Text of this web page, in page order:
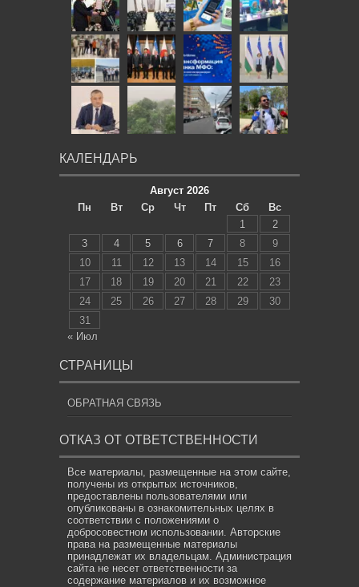
КАЛЕНДАРЬ
Август 2026
Пн
Вт Ср Чт Пт Сб
Вс
1
2
3
4 5 6 7 8
9
10
11 12 13 14 15
16
17
18 19 20 21 22
23
24
25 26 27 28 29
30
31
« Июл
СТРАНИЦЫ
ОБРАТНАЯ СВЯЗЬ
ОТКАЗ ОТ ОТВЕТСТВЕННОСТИ
Все материалы, размещенные на этом сайте,
получены из открытых источников,
предоставлены пользователями или
опубликованы в ознакомительных целях в
соответствии с положениями о
добросовестном использовании. Авторские
права на размещенные материалы
принадлежат их владельцам. Администрация
сайта не несет ответственности за
содержание материалов и их возможное